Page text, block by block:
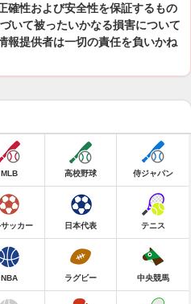
確性および安全性を保証するもの
いて被ったいかなる損害について
報提供者は一切の責任を負いかね
MLB 高校野球 侍ジャパン
ッカー 日本代表 テニス
NBA ラグビー 中央競馬